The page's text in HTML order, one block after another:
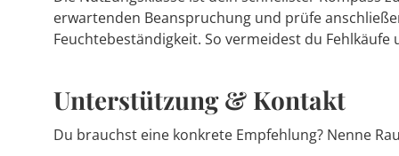
erwartenden Beanspruchung und prüfe
Feuchtebeständigkeit. So vermeidest du
Unterstützung & Kontakt
Du brauchst eine konkrete Empfehlung? Nenne